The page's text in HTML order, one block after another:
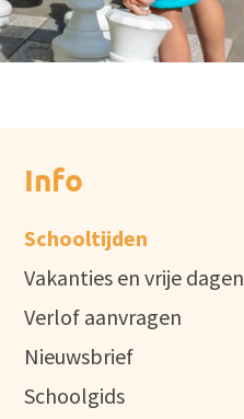
Info
Schooltijden
Vakanties en vrije dagen
Verlof aanvragen
Nieuwsbrief
Schoolgids